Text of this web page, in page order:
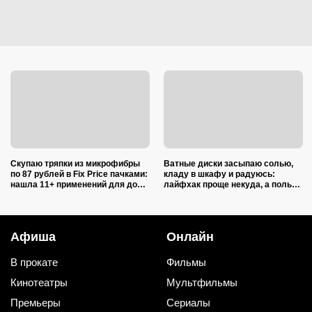
Скупаю тряпки из микрофибры
по 87 рублей в Fix Price пачками:
нашла 11+ применений для дома
Ватные диски засыпаю солью,
кладу в шкафу и радуюсь:
лайфхак проще некуда, а пользы
Афиша
В прокате
Кинотеатры
Премьеры
Онлайн
Фильмы
Мультфильмы
Сериалы